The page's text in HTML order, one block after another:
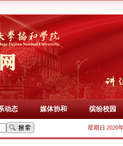
动态 媒体协和 缤纷校园
星期日 2026